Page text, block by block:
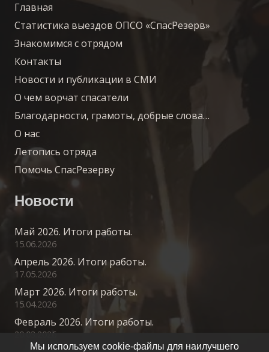
Главная
Статистика выездов ОПСО «СпасРезерв»
Знакомимся с отрядом
Контакты
Новости и публикации в СМИ
О чем ворчат спасатели
Благодарности, грамоты, добрые слова…
О нас
Летопись отряда
Помочь СпасРезерву
Новости
Май 2026. Итоги работы.
15.06.2026
Апрель 2026. Итоги работы.
17.05.2026
Март 2026. Итоги работы.
15.04.2026
Февраль 2026. Итоги работы.
20.03.2026
Мы используем cookie-файлы для наилучшего